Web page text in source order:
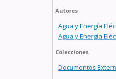
Autores
Agua y Energía
Agua y Energía
Colecciones
Documentos